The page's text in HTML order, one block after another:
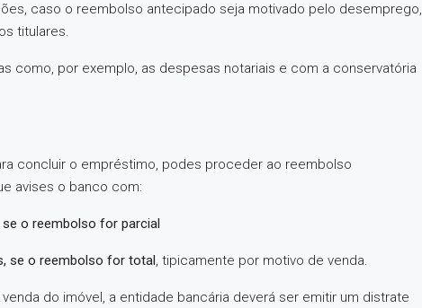
caso o reembolso antecipado seja motivado pelo desemprego,
titulares.
como, por exemplo, as despesas notariais e com a conservatória
concluir o empréstimo, podes proceder ao reembolso
avises o banco com:
o reembolso for parcial
se o reembolso for total, tipicamente por motivo de venda.
do imóvel, a entidade bancária deverá ser emitir um distrate